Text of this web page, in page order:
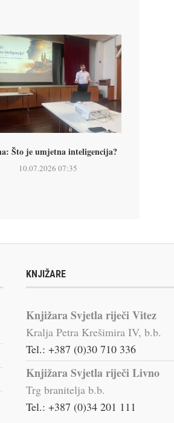
Što je umjetna inteligencija?
10.07.2026 07:35
KNJIŽARE
Knjižara Svjetla riječi Vitez
Kralja Petra Krešimira IV, b.b.
Tel.: +387 (0)30 710 336
Knjižara Svjetla riječi Livno
Trg branitelja b.b.
Tel.: +387 (0)34 201 111